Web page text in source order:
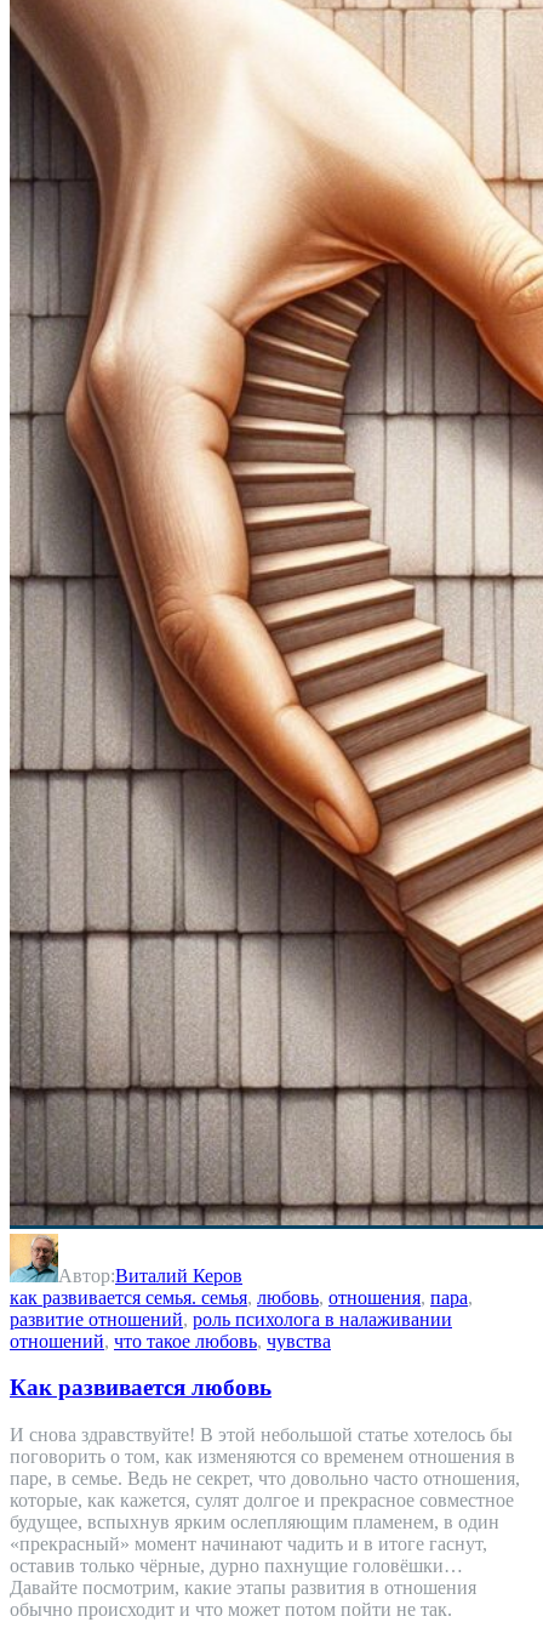
Автор:Виталий Керов
как развивается семья. семья, любовь, отношения, пара,
развитие отношений, роль психолога в налаживании
отношений, что такое любовь, чувства
Как развивается любовь
И снова здравствуйте! В этой небольшой статье хотелось бы
поговорить о том, как изменяются со временем отношения в
паре, в семье. Ведь не секрет, что довольно часто отношения,
которые, как кажется, сулят долгое и прекрасное совместное
будущее, вспыхнув ярким ослепляющим пламенем, в один
«прекрасный» момент начинают чадить и в итоге гаснут,
оставив только чёрные, дурно пахнущие головёшки…
Давайте посмотрим, какие этапы развития в отношения
обычно происходит и что может потом пойти не так.